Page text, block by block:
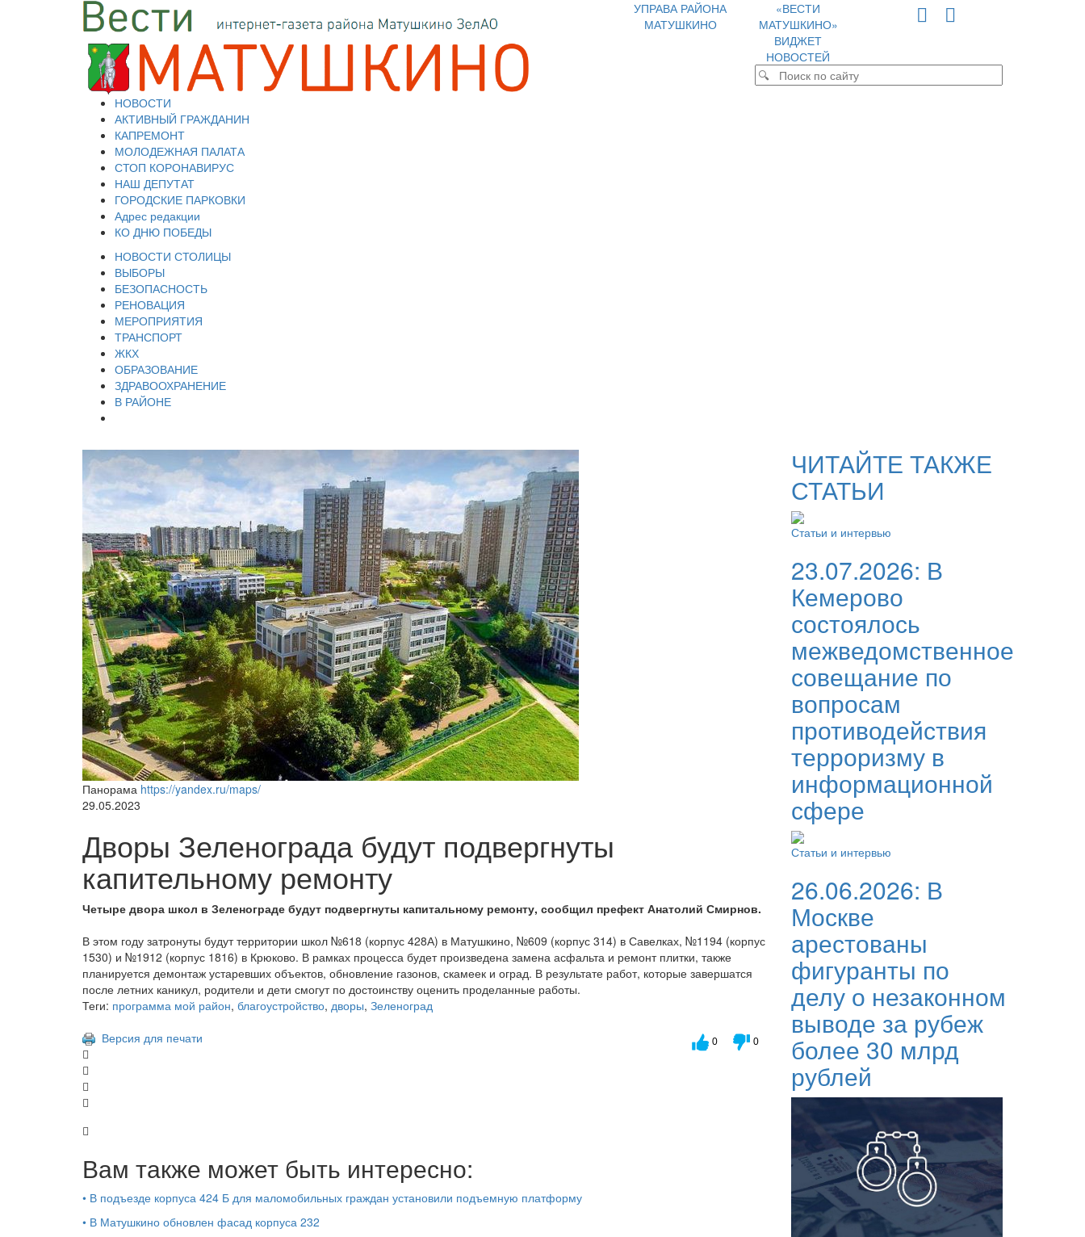
УПРАВА РАЙОНА
МАТУШКИНО
«ВЕСТИ
МАТУШКИНО»
ВИДЖЕТ
НОВОСТЕЙ
НОВОСТИ
АКТИВНЫЙ ГРАЖДАНИН
КАПРЕМОНТ
МОЛОДЕЖНАЯ ПАЛАТА
СТОП КОРОНАВИРУС
НАШ ДЕПУТАТ
ГОРОДСКИЕ ПАРКОВКИ
Адрес редакции
КО ДНЮ ПОБЕДЫ
НОВОСТИ СТОЛИЦЫ
ВЫБОРЫ
БЕЗОПАСНОСТЬ
РЕНОВАЦИЯ
МЕРОПРИЯТИЯ
ТРАНСПОРТ
ЖКХ
ОБРАЗОВАНИЕ
ЗДРАВООХРАНЕНИЕ
В РАЙОНЕ
Панорама https://yandex.ru/maps/
29.05.2023
Дворы Зеленограда будут подвергнуты
капительному ремонту
Четыре двора школ в Зеленограде будут подвергнуты капитальному ремонту, сообщил префект Анатолий Смирнов.
В этом году затронуты будут территории школ №618 (корпус 428А) в Матушкино, №609 (корпус 314) в Савелках, №1194 (корпус
1530) и №1912 (корпус 1816) в Крюково. В рамках процесса будет произведена замена асфальта и ремонт плитки, также
планируется демонтаж устаревших объектов, обновление газонов, скамеек и оград. В результате работ, которые завершатся
после летних каникул, родители и дети смогут по достоинству оценить проделанные работы.
Теги: программа мой район, благоустройство, дворы, Зеленоград
Версия для печати
0 0
Вам также может быть интересно:
• В подъезде корпуса 424 Б для маломобильных граждан установили подъемную платформу
• В Матушкино обновлен фасад корпуса 232
ЧИТАЙТЕ ТАКЖЕ
СТАТЬИ
Статьи и интервью
23.07.2026: В
Кемерово
состоялось
межведомственное
совещание по
вопросам
противодействия
терроризму в
информационной
сфере
Статьи и интервью
26.06.2026: В
Москве
арестованы
фигуранты по
делу о незаконном
выводе за рубеж
более 30 млрд
рублей